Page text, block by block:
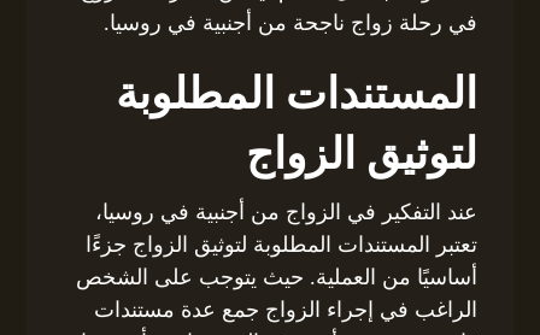
في رحلة زواج ناجحة من أجنبية في روسيا.
المستندات المطلوبة
لتوثيق الزواج
عند التفكير في الزواج من أجنبية في روسيا،
تعتبر المستندات المطلوبة لتوثيق الزواج جزءًا
أساسيًا من العملية. حيث يتوجب على الشخص
الراغب في إجراء الزواج جمع عدة مستندات